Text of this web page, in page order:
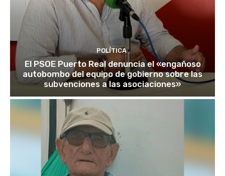
POLÍTICA
El PSOE Puerto Real denuncia el «engañoso
autobombo del equipo de gobierno sobre las
subvenciones a las asociaciones»